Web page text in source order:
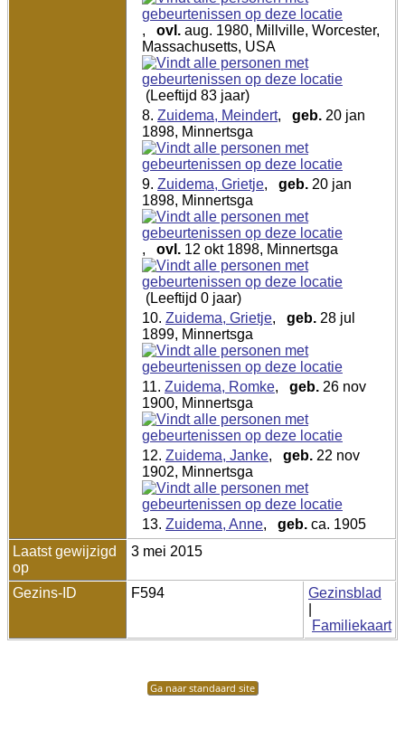
, ovl. aug. 1980, Millville, Worcester,
Massachusetts, USA
(Leeftijd 83 jaar)
8. Zuidema, Meindert, geb. 20 jan
1898, Minnertsga
9. Zuidema, Grietje, geb. 20 jan
1898, Minnertsga
, ovl. 12 okt 1898, Minnertsga
(Leeftijd 0 jaar)
10. Zuidema, Grietje, geb. 28 jul
1899, Minnertsga
11. Zuidema, Romke, geb. 26 nov
1900, Minnertsga
12. Zuidema, Janke, geb. 22 nov
1902, Minnertsga
13. Zuidema, Anne, geb. ca. 1905
Laatst gewijzigd
op
3 mei 2015
Gezins-ID F594
Gezinsblad
Familiekaart
Ga naar standaard site